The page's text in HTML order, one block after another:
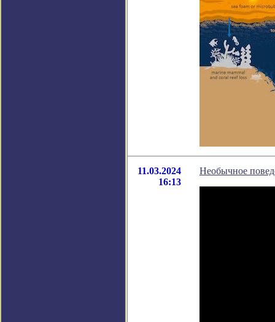
11.03.2024
16:13
Необычное